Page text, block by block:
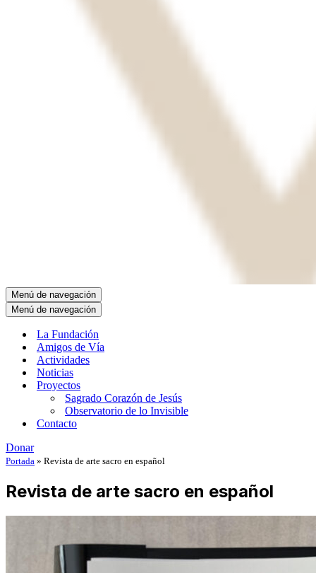
Menú de navegación
Menú de navegación
La Fundación
Amigos de Vía
Actividades
Noticias
Proyectos
Sagrado Corazón de Jesús
Observatorio de lo Invisible
Contacto
Donar
Portada » Revista de arte sacro en español
Revista de arte sacro en español